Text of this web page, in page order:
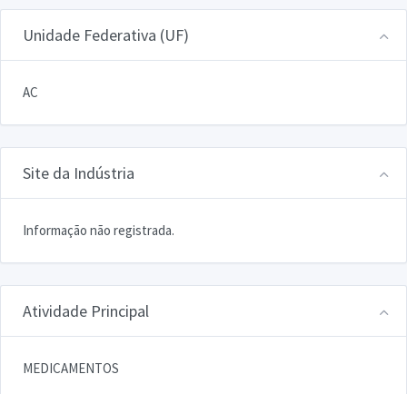
Unidade Federativa (UF)
AC
Site da Indústria
Informação não registrada.
Atividade Principal
MEDICAMENTOS